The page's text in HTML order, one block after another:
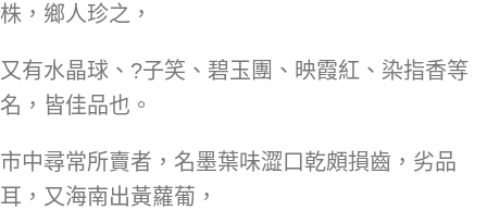
株，鄉人珍之，
又有水晶球、?子笑、碧玉團、映霞紅、染指香等
名，皆佳品也。
市中尋常所賣者，名墨葉味澀口乾頗損齒，劣品
耳，又海南出黃蘿葡，